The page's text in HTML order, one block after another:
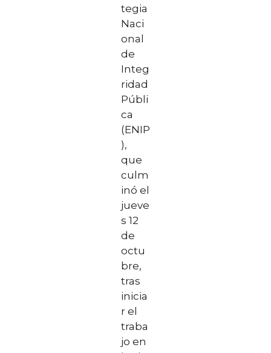
tegia
Naci
onal
de
Integ
ridad
Públi
ca
(ENIP
),
que
culm
inó el
jueve
s 12
de
octu
bre,
tras
inicia
r el
traba
jo en